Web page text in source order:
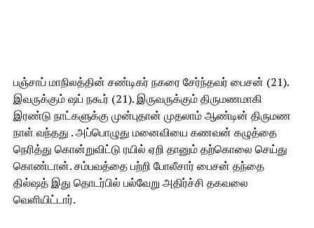
பஞ்சாப் மாநிலத்தின் சண்டிகர் நகரை சேர்ந்தவர் பைசன் (21).
இவருக்கும் ஷப் நகூர் (21). இருவருக்கும் திருமணமாகி
இரண்டு நாட்களுக்கு முன்புதான் முதலாம் ஆண்டின் திருமண
நாள் வந்தது . அப்பொழுது மனைவியை கணவன் கழுத்தை
நெரித்து கொன்றுவிட்டு ரயில் ஏறி தானும் தற்கொலை செய்து
கொண்டான். சம்பவத்தை பற்றி போலீசார் பைசன் தந்தை
தில்ஷத் இது தொடர்பில் பல்வேறு அதிர்ச்சி தகவலை
வெளியிட்டார்.